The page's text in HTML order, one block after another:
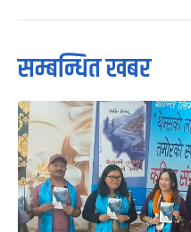
सम्बन्धित खबर